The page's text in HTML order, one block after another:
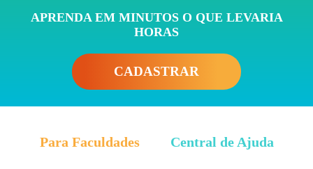
APRENDA EM MINUTOS O QUE LEVARIA
HORAS
CADASTRAR
Para Faculdades Central de Ajuda